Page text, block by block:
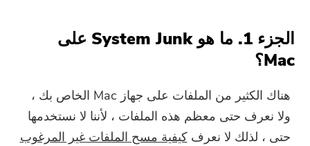
الجزء 1. ما هو System Junk على
Mac؟
هناك الكثير من الملفات على جهاز Mac الخاص بك ،
ولا نعرف حتى معظم هذه الملفات ، لأننا لا نستخدمها
حتى ، لذلك لا نعرفكيفية مسح الملفات غير المرغوب